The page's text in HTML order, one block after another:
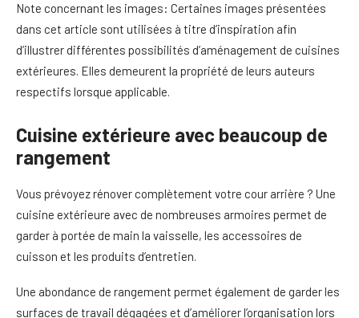
Note concernant les images: Certaines images présentées
dans cet article sont utilisées à titre d’inspiration afin
d’illustrer différentes possibilités d’aménagement de cuisines
extérieures. Elles demeurent la propriété de leurs auteurs
respectifs lorsque applicable.
Cuisine extérieure avec beaucoup de
rangement
Vous prévoyez rénover complètement votre cour arrière ? Une
cuisine extérieure avec de nombreuses armoires permet de
garder à portée de main la vaisselle, les accessoires de
cuisson et les produits d’entretien.
Une abondance de rangement permet également de garder les
surfaces de travail dégagées et d’améliorer l’organisation lors